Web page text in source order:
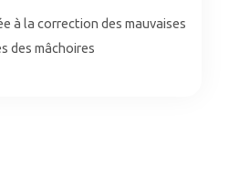
à la correction des mauvaises
des mâchoires